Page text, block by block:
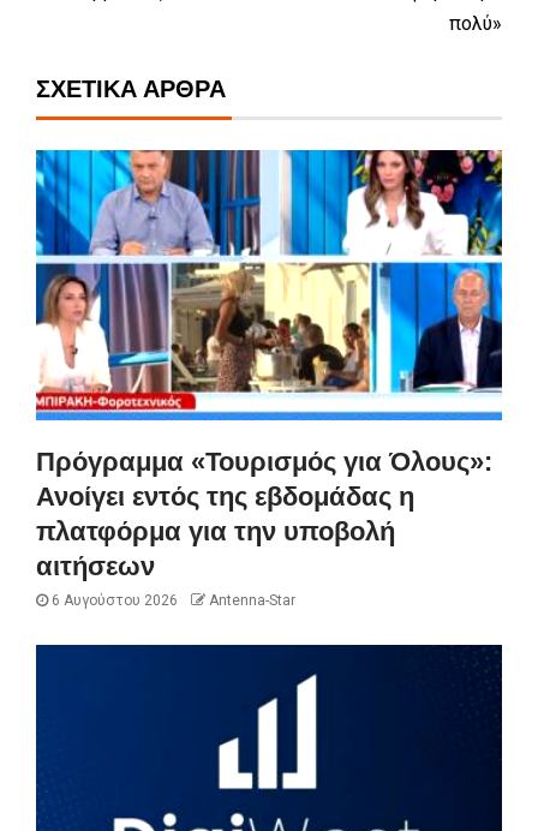
πολύ»
ΣΧΕΤΙΚΆ ΆΡΘΡΑ
Πρόγραμμα «Τουρισμός για Όλους»:
Ανοίγει εντός της εβδομάδας η
πλατφόρμα για την υποβολή
αιτήσεων
6 Αυγούστου 2026 Antenna-Star